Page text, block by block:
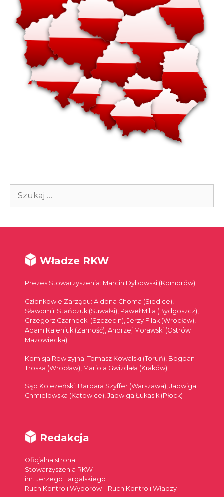
Szukaj:
Władze RKW
Prezes Stowarzyszenia: Marcin Dybowski (Komorów)
Członkowie Zarządu: Aldona Choma (Siedlce),
Sławomir Stańczuk (Suwałki), Paweł Milla (Bydgoszcz),
Grzegorz Czarnecki (Szczecin), Jerzy Filak (Wrocław),
Adam Kaleniuk (Zamość), Andrzej Morawski (Ostrów
Mazowiecka)
Komisja Rewizyjna: Tomasz Kowalski (Toruń), Bogdan
Troska (Wrocław), Mariola Gwizdała (Kraków)
Sąd Koleżeński: Barbara Szyffer (Warszawa), Jadwiga
Chmielowska (Katowice), Jadwiga Łukasik (Płock)
Redakcja
Oficjalna strona
Stowarzyszenia RKW
im. Jerzego Targalskiego
Ruch Kontroli Wyborów – Ruch Kontroli Władzy